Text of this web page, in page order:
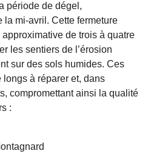
période de dégel,
la mi-avril. Cette fermeture
approximative de trois à quatre
les sentiers de l’érosion
sur des sols humides. Ces
à réparer et, dans
compromettant ainsi la qualité
: